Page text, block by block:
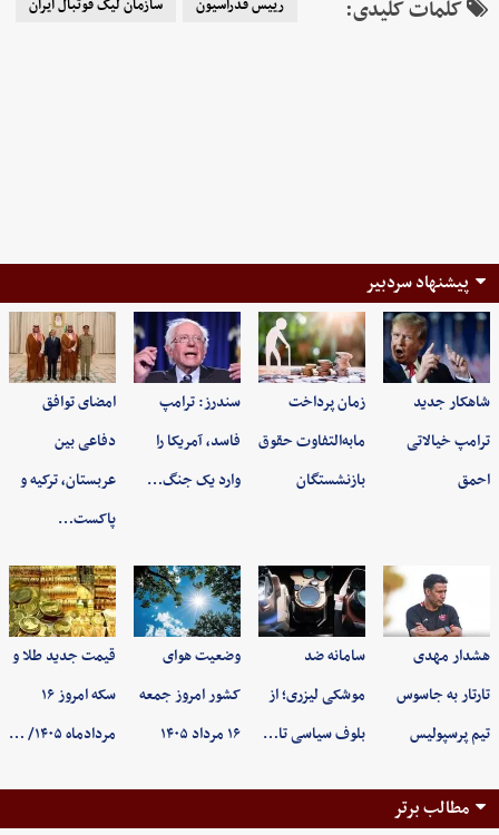
کلمات کلیدی: رییس فدراسیون سازمان لیگ فوتبال ایران
پیشنهاد سردبیر
شاهکار جدید
ترامپ خیالاتی
احمق
زمان پرداخت
مابه‌التفاوت حقوق
بازنشستگان
سندرز: ترامپ
فاسد، آمریکا را
وارد یک جنگ…
امضای توافق
دفاعی بین
عربستان، ترکیه و
پاکست…
هشدار مهدی
تارتار به جاسوس
تیم پرسپولیس
سامانه ضد
موشکی لیزری؛ از
بلوف سیاسی تا…
وضعیت هوای
کشور امروز جمعه
۱۶ مرداد ۱۴۰۵
قیمت جدید طلا و
سکه امروز ۱۶
مردادماه ۱۴۰۵/ …
مطالب برتر